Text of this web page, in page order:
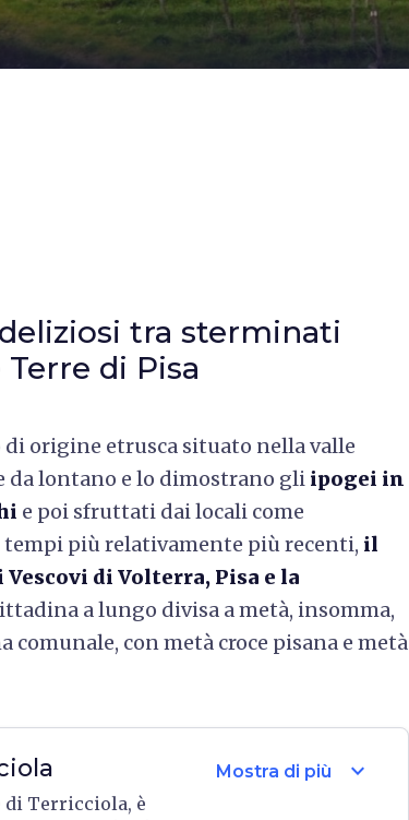
tra sterminati
di Pisa
di origine etrusca situato nella valle
da lontano e lo dimostrano gli ipogei in
e poi sfruttati dai locali come
più relativamente più recenti, il
di Volterra, Pisa e la
a lungo divisa a metà, insomma,
comunale, con metà croce pisana e metà
di Terricciola, è
Mostra di più expand_more